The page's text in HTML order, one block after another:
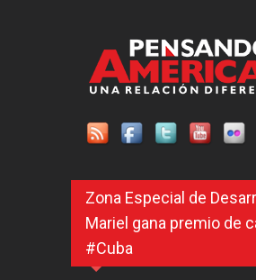
Zona Especial de
Mariel gana premio de
#Cuba